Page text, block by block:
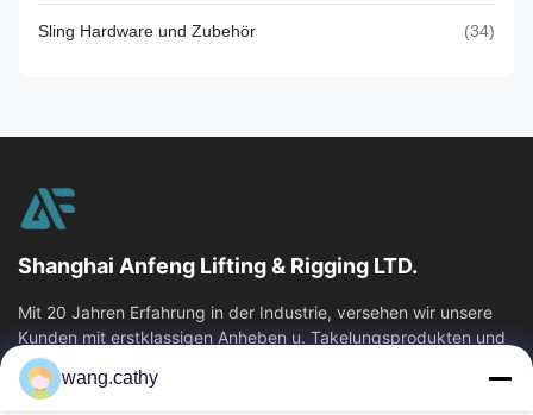
Sling Hardware und Zubehör (34)
Shanghai Anfeng Lifting & Rigging LTD.
Mit 20 Jahren Erfahrung in der Industrie, versehen wir unsere
Kunden mit erstklassigen Anheben u. Takelungsprodukten und
kundenspezifischen...
Schnelllinks
wang.cathy